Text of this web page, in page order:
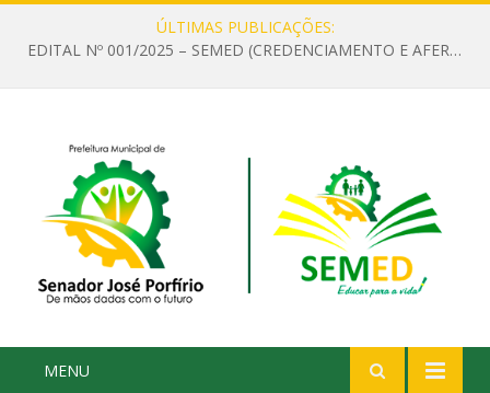
ÚLTIMAS PUBLICAÇÕES:
EDITAL Nº 001/2025 – SEMED (CREDENCIAMENTO E AFERIÇÃO DE CRITÉRIOS TÉCNICOS DE MÉRITO E DESEMPENHO PARA PROVIMENTO DO CARGO OU FUNÇÃO DE GESTOR ESCOLAR DAS UNIDADES DE ENSINO DA REDE MUNICIPAL DE SENADOR JO)
MENU